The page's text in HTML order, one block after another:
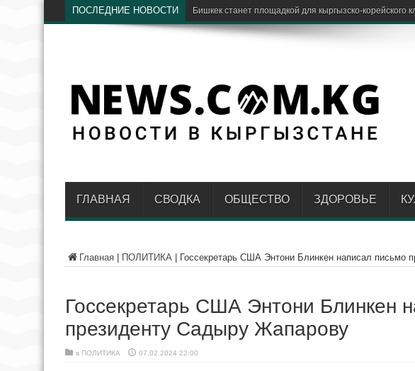
ПОСЛЕДНИЕ НОВОСТИ Б
ГЛАВНАЯ СВОДКА ОБЩЕСТВО ЗДОРОВЬЕ
Главная ПОЛИТИКА Госсекретарь США Энтони Блинкен написал письмо
Госсекретарь США Энтони Блинкен
президенту Садыру Жапарову
в ПОЛИТИКА 07.02.2024 22:00